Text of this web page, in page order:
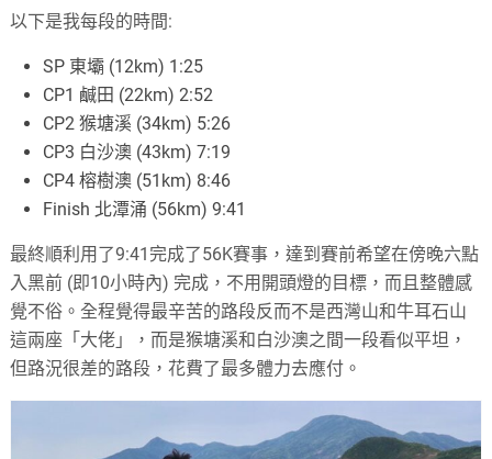
以下是我每段的時間:
SP 東壩 (12km) 1:25
CP1 鹹田 (22km) 2:52
CP2 猴塘溪 (34km) 5:26
CP3 白沙澳 (43km) 7:19
CP4 榕樹澳 (51km) 8:46
Finish 北潭涌 (56km) 9:41
最終順利用了9:41完成了56K賽事，達到賽前希望在傍晚六點
入黑前 (即10小時內) 完成，不用開頭燈的目標，而且整體感
覺不俗。全程覺得最辛苦的路段反而不是西灣山和牛耳石山
這兩座「大佬」，而是猴塘溪和白沙澳之間一段看似平坦，
但路況很差的路段，花費了最多體力去應付。